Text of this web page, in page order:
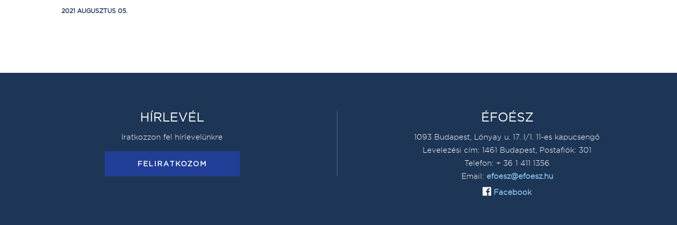
2021 AUGUSZTUS 05.
HÍRLEVÉL
Iratkozzon fel hírlevelünkre
FELIRATKOZOM
ÉFOÉSZ
1093 Budapest, Lónyay u. 17. I/1. 11-es kapucsengő
Levelezési cím: 1461 Budapest, Postafiók: 301
Telefon: + 36 1 411 1356
Email: efoesz@efoesz.hu
Facebook